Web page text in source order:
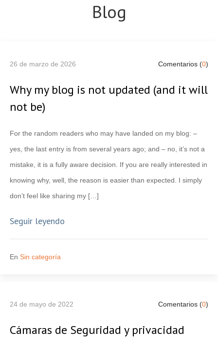
Blog
26 de marzo de 2026 Comentarios (0)
Why my blog is not updated (and it will
not be)
For the random readers who may have landed on my blog: –
yes, the last entry is from several years ago; and – no, it’s not a
mistake, it is a fully aware decision. If you are really interested in
knowing why, well, the reason is easier than expected. I simply
don’t feel like sharing my […]
Seguir leyendo
En Sin categoría
24 de mayo de 2022 Comentarios (0)
Cámaras de Seguridad y privacidad